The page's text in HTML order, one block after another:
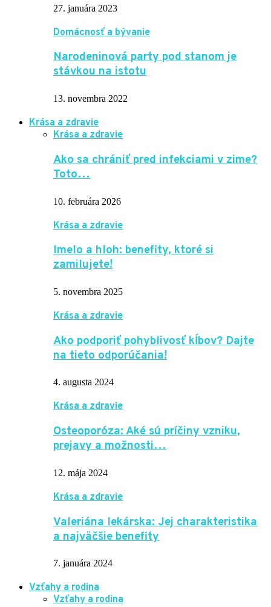
27. januára 2023
Domácnosť a bývanie
Narodeninová party pod stanom je
stávkou na istotu
13. novembra 2022
Krása a zdravie
Krása a zdravie
Ako sa chrániť pred infekciami v zime?
Toto…
10. februára 2026
Krása a zdravie
Imelo a hloh: benefity, ktoré si
zamilujete!
5. novembra 2025
Krása a zdravie
Ako podporiť pohyblivosť kĺbov? Dajte
na tieto odporúčania!
4. augusta 2024
Krása a zdravie
Osteoporóza: Aké sú príčiny vzniku,
prejavy a možnosti…
12. mája 2024
Krása a zdravie
Valeriána lekárska: Jej charakteristika
a najväčšie benefity
7. januára 2024
Vzťahy a rodina
Vzťahy a rodina